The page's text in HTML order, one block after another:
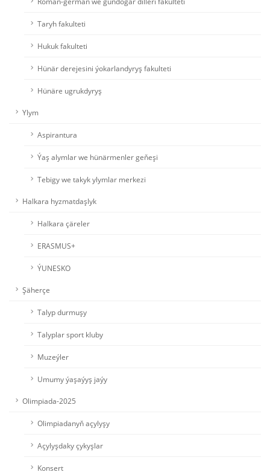
Taryh fakulteti
Hukuk fakulteti
Hünär derejesini ýokarlandyryş fakulteti
Hünäre ugrukdyryş
Ylym
Aspirantura
Ýaş alymlar we hünärmenler geňeşi
Tebigy we takyk ylymlar merkezi
Halkara hyzmatdaşlyk
Halkara çäreler
ERASMUS+
ÝUNESKO
Şäherçe
Talyp durmuşy
Talyplar sport kluby
Muzeýler
Umumy ýaşaýyş jaýy
Olimpiada-2025
Olimpiadanyň açylyşy
Açylyşdaky çykyşlar
Konsert